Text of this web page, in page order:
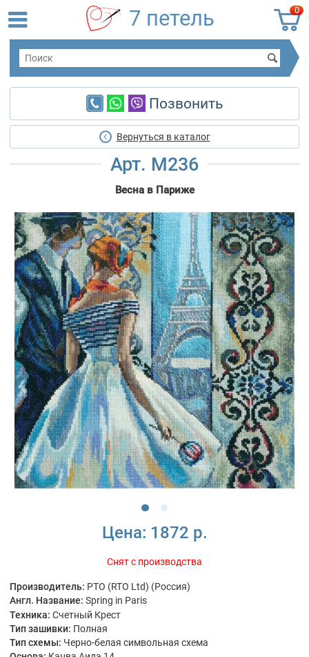
0
7 петель
Позвонить
Вернуться в каталог
Арт. M236
Весна в Париже
Цена: 1872 р.
Снят с производства
Производитель: РТО (RTO Ltd) (Россия)
Англ. Название: Spring in Paris
Техника: Счетный Крест
Тип зашивки: Полная
Тип схемы: Черно-белая символьная схема